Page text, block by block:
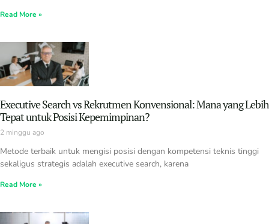
Read More »
Executive Search vs Rekrutmen Konvensional: Mana yang Lebih
Tepat untuk Posisi Kepemimpinan?
2 minggu ago
Metode terbaik untuk mengisi posisi dengan kompetensi teknis tinggi
sekaligus strategis adalah executive search, karena
Read More »